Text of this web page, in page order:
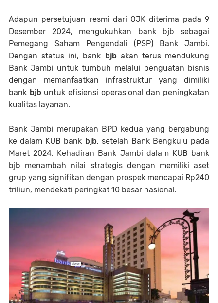
Adapun persetujuan resmi dari OJK diterima pada 9
Desember 2024, mengukuhkan bank bjb sebagai
Pemegang Saham Pengendali (PSP) Bank Jambi.
Dengan status ini, bank bjb akan terus mendukung
Bank Jambi untuk tumbuh melalui penguatan bisnis
dengan memanfaatkan infrastruktur yang dimiliki
bank bjb untuk efisiensi operasional dan peningkatan
kualitas layanan.
Bank Jambi merupakan BPD kedua yang bergabung
ke dalam KUB bank bjb, setelah Bank Bengkulu pada
Maret 2024. Kehadiran Bank Jambi dalam KUB bank
bjb menambah nilai strategis dengan memiliki aset
grup yang signifikan dengan prospek mencapai Rp240
triliun, mendekati peringkat 10 besar nasional.